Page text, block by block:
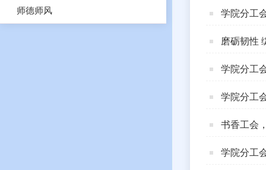
师德师风 学院分工
磨砺韧性
学院分工
学院分工
书香工会
学院分工